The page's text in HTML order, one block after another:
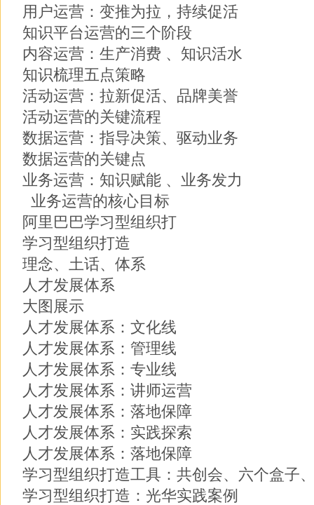
用户运营：变推为拉，持续促活
知识平台运营的三个阶段
内容运营：生产消费 、知识活水
知识梳理五点策略
活动运营：拉新促活、品牌美誉
活动运营的关键流程
数据运营：指导决策、驱动业务
数据运营的关键点
业务运营：知识赋能 、业务发力
业务运营的核心目标
阿里巴巴学习型组织打
学习型组织打造
理念、土话、体系
人才发展体系
大图展示
人才发展体系：文化线
人才发展体系：管理线
人才发展体系：专业线
人才发展体系：讲师运营
人才发展体系：落地保障
人才发展体系：实践探索
人才发展体系：落地保障
学习型组织打造工具：共创会、六个盒子
学习型组织打造：光华实践案例